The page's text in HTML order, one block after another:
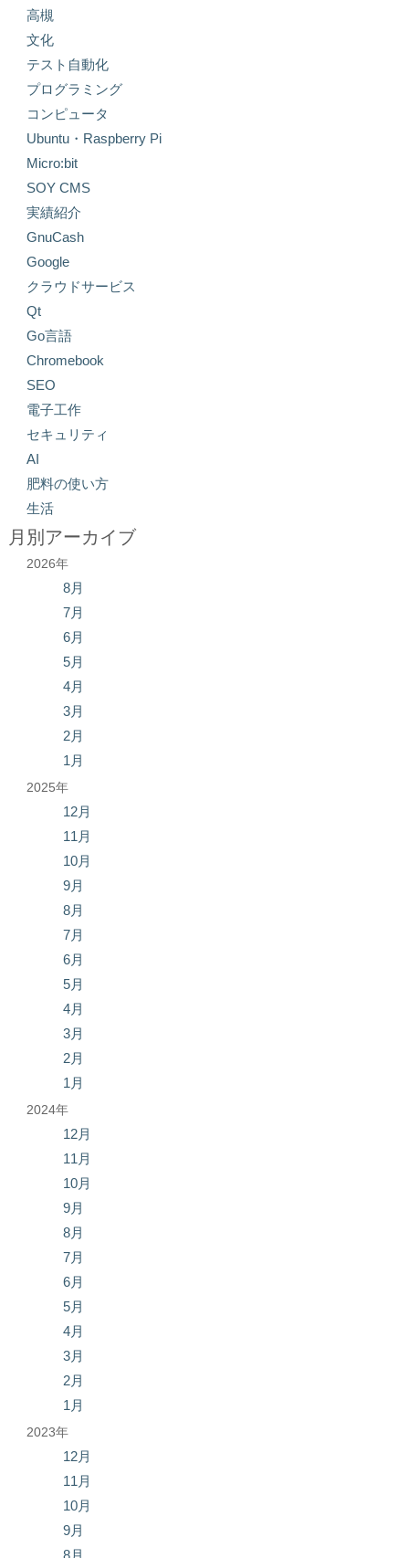
高槻
文化
テスト自動化
プログラミング
コンピュータ
Ubuntu・Raspberry Pi
Micro:bit
SOY CMS
実績紹介
GnuCash
Google
クラウドサービス
Qt
Go言語
Chromebook
SEO
電子工作
セキュリティ
AI
肥料の使い方
生活
月別アーカイブ
2026年
8月
7月
6月
5月
4月
3月
2月
1月
2025年
12月
11月
10月
9月
8月
7月
6月
5月
4月
3月
2月
1月
2024年
12月
11月
10月
9月
8月
7月
6月
5月
4月
3月
2月
1月
2023年
12月
11月
10月
9月